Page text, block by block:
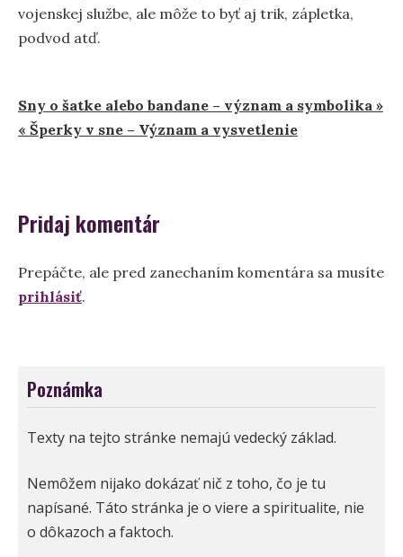
vojenskej službe, ale môže to byť aj trik, zápletka,
podvod atď.
Navigácia
v
Sny o šatke alebo bandane – význam a symbolika »
« Šperky v sne – Význam a vysvetlenie
Pridaj komentár
Prepáčte, ale pred zanechaním komentára sa musíte
prihlásiť.
Poznámka
Texty na tejto stránke nemajú vedecký základ.
Nemôžem nijako dokázať nič z toho, čo je tu
napísané. Táto stránka je o viere a spiritualite, nie
o dôkazoch a faktoch.